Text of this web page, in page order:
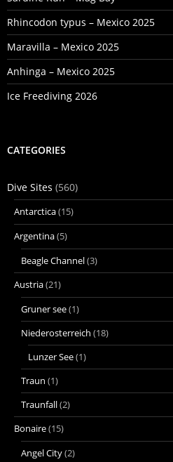
Rhincodon typus – Mexico 2025
Maravilla – Mexico 2025
Anhinga – Mexico 2025
Ice Freediving 2026
CATEGORIES
Dive Sites (560)
Antarctica(15)
Argentina(5)
Beagle Channel(3)
Austria(21)
Gruner see(1)
Niederosterreich (18)
Lunzer See(1)
Traun (1)
Traunfall(2)
Bonaire(15)
Angel City(2)